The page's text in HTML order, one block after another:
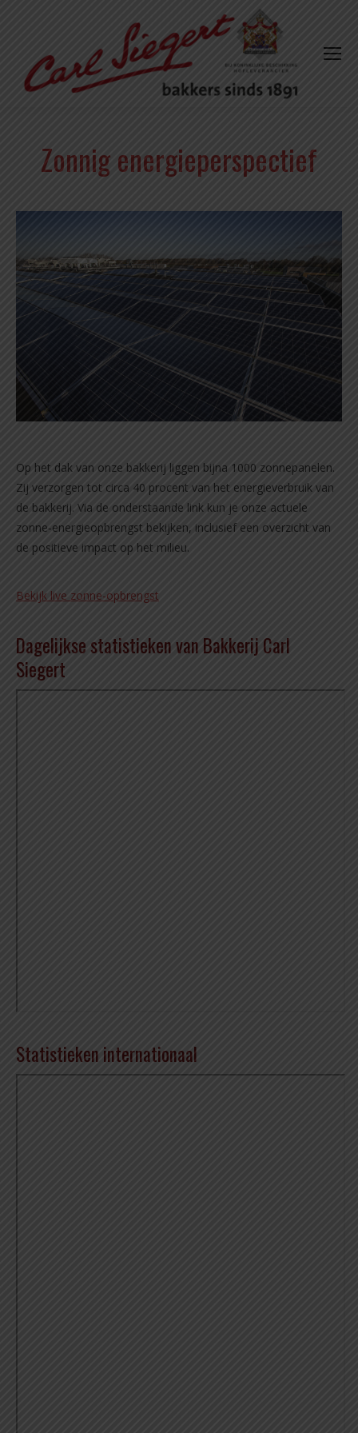
Zonnig energieperspectief
Op het dak van onze bakkerij liggen bijna 1000 zonnepanelen.
Zij verzorgen tot circa 40 procent van het energieverbruik van
de bakkerij. Via de onderstaande link kun je onze actuele
zonne‑energieopbrengst bekijken, inclusief een overzicht van
de positieve impact op het milieu.
Bekijk live zonne-opbrengst
Dagelijkse statistieken van Bakkerij Carl
Siegert
Statistieken internationaal